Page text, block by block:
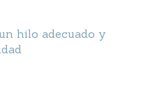
hilo adecuado y